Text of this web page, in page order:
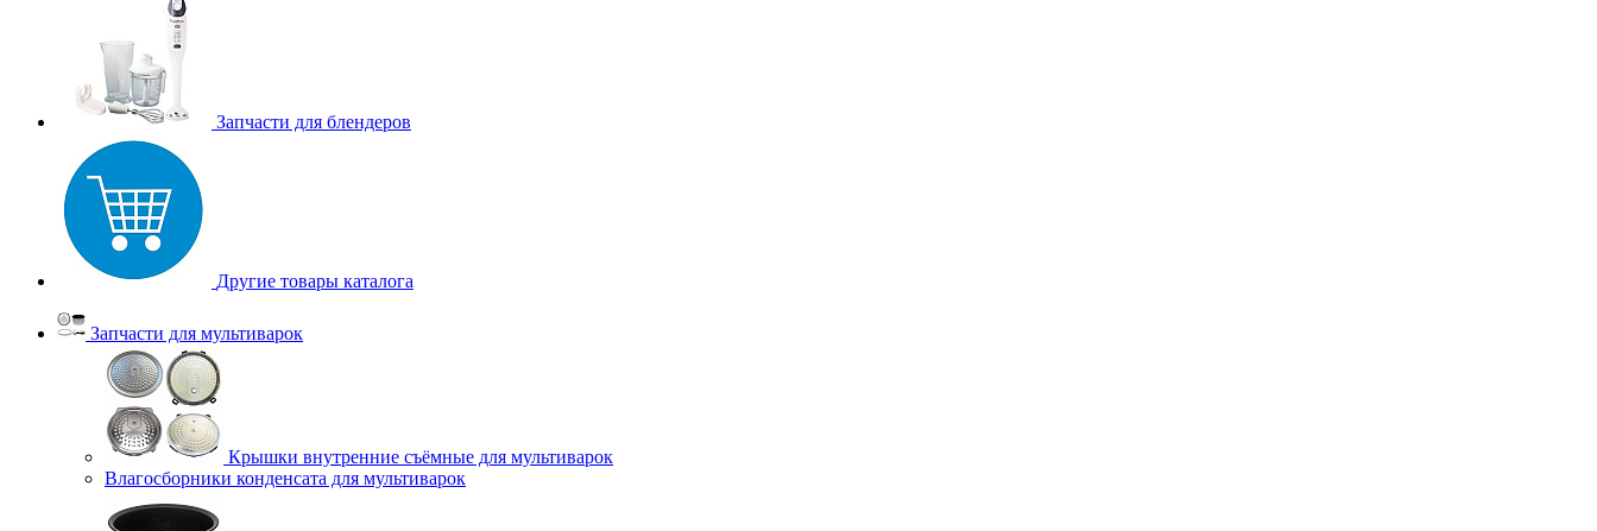
Запчасти для блендеров
Другие товары каталога
Запчасти для мультиварок
Крышки внутренние съёмные для мультиварок
Влагосборники конденсата для мультиварок